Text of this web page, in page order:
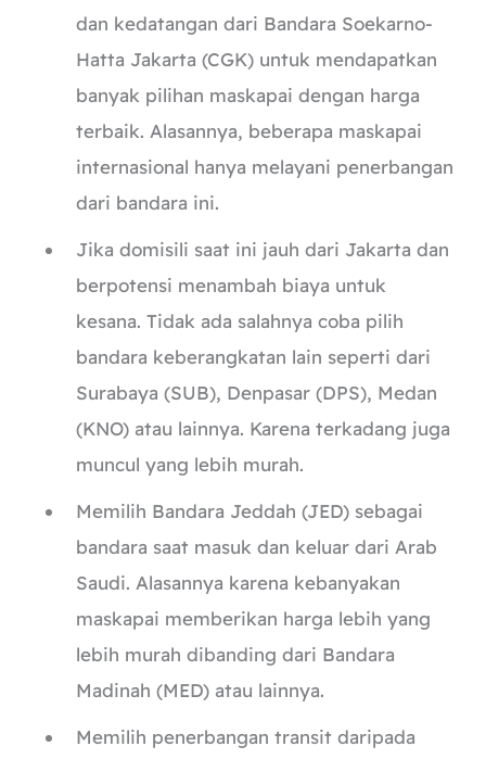
dan kedatangan dari Bandara Soekarno-
Hatta Jakarta (CGK) untuk mendapatkan
banyak pilihan maskapai dengan harga
terbaik. Alasannya, beberapa maskapai
internasional hanya melayani penerbangan
dari bandara ini.
Jika domisili saat ini jauh dari Jakarta dan
berpotensi menambah biaya untuk
kesana. Tidak ada salahnya coba pilih
bandara keberangkatan lain seperti dari
Surabaya (SUB), Denpasar (DPS), Medan
(KNO) atau lainnya. Karena terkadang juga
muncul yang lebih murah.
Memilih Bandara Jeddah (JED) sebagai
bandara saat masuk dan keluar dari Arab
Saudi. Alasannya karena kebanyakan
maskapai memberikan harga lebih yang
lebih murah dibanding dari Bandara
Madinah (MED) atau lainnya.
Memilih penerbangan transit daripada